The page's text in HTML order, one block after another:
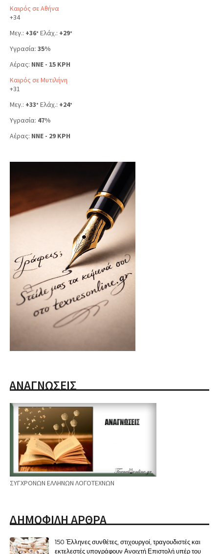
Καιρός σε Αθήνα
+34
Μεγ.: +36° Ελάχ.: +29°
Υγρασία: 35%
Αέρας: NNE - 15 KPH
Καιρός σε Μυτιλήνη
+31
Μεγ.: +33° Ελάχ.: +24°
Υγρασία: 47%
Αέρας: NNE - 29 KPH
ΑΝΑΓΝΩΣΕΙΣ
ΣΥΓΧΡΟΝΩΝ ΕΛΛΗΝΩΝ ΛΟΓΟΤΕΧΝΩΝ
ΔΗΜΟΦΙΛΗ ΑΡΘΡΑ
150 Έλληνες συνθέτες, στιχουργοί, τραγουδιστές και
εκτελεστές υπογράφουν Ανοιχτή Επιστολή υπέρ του